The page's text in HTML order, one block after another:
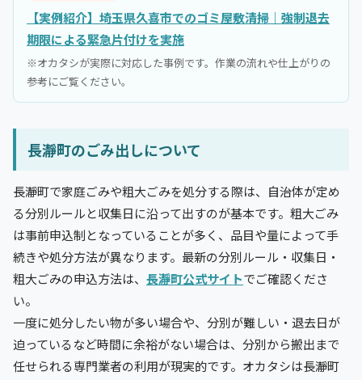
【実例紹介】埼玉県久喜市でのゴミ屋敷清掃｜強制退去
期限による緊急片付けを実施
※オカタシが実際に対応した事例です。作業の流れや仕上がりの
参考にご覧ください。
長瀞町のごみ出しについて
長瀞町で家庭ごみや粗大ごみを処分する際は、自治体が定め
る分別ルールと収集日に沿って出すのが基本です。粗大ごみ
は事前申込制となっていることが多く、品目や量によって手
続きや処分方法が異なります。最新の分別ルール・収集日・
粗大ごみの申込方法は、 長瀞町公式サイトでご確認くださ
い。
一度に処分したい物が多い場合や、分別が難しい・退去日が
迫っているなど時間に余裕がない場合は、分別から搬出まで
任せられる専門業者の利用が現実的です。オカタシは長瀞町